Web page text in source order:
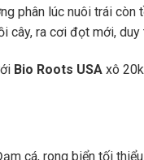
phân lúc nuôi trái
cây, ra cơi đọt mới,
Bio Roots USA xô
cá, rong biển tối